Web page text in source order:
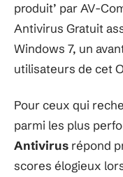
produit’ par AV-
Antivirus Gratuit
Windows 7, un
utilisateurs de cet
Pour ceux qui
parmi les plus
Antivirus répond
scores élogieux